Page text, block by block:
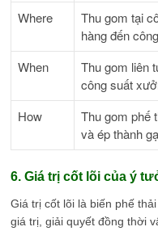
Where
Thu gom tại
hàng đến
When
Thu gom liên
công suất
How
Thu gom phế
và ép thành
6. Giá trị cốt lõi của ý
Giá trị cốt lõi là biến phế
giá trị, giải quyết đồng thời